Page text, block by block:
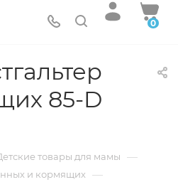
0
85-D
товары для мамы —
и кормящих —